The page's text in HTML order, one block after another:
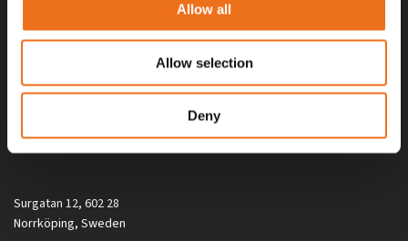
Allow all
Allow selection
Deny
Alla priser på tillbehör och tillval gäller vid köp av ny maskin. Priserna
gäller inte vid köp av enskild produkt, till exempel
Surgatan 12, 602 28
Norrköping, Sweden